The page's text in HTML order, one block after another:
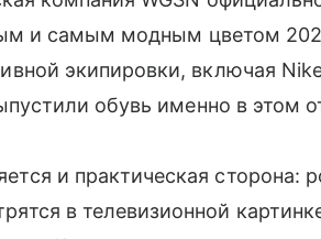
и самым модным цветом
экипировки, включая
обувь именно в этом
и практическая сторона:
в телевизионной